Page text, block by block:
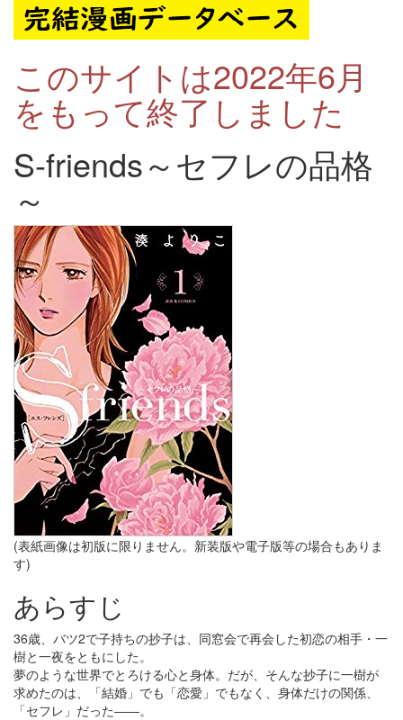
このサイトは2022年6月
をもって終了しました
S-friends～セフレの品格
～
(表紙画像は初版に限りません。新装版や電子版等の場合もありま
す)
あらすじ
36歳、バツ2で子持ちの抄子は、同窓会で再会した初恋の相手・一
樹と一夜をともにした。
夢のような世界でとろける心と身体。だが、そんな抄子に一樹が
求めたのは、「結婚」でも「恋愛」でもなく、身体だけの関係、
「セフレ」だった――。